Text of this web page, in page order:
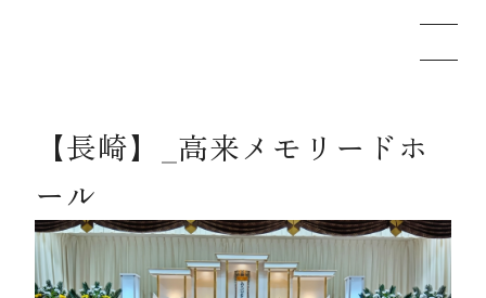
メモリードのお葬式について
葬儀の流れ
【長崎】_高来メモリードホ
ール